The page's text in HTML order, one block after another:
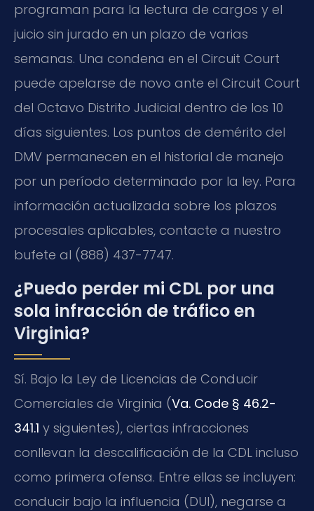
programan para la lectura de cargos y el
juicio sin jurado en un plazo de varias
semanas. Una condena en el Circuit Court
puede apelarse de novo ante el Circuit Court
del Octavo Distrito Judicial dentro de los 10
días siguientes. Los puntos de demérito del
DMV permanecen en el historial de manejo
por un período determinado por la ley. Para
información actualizada sobre los plazos
procesales aplicables, contacte a nuestro
bufete al (888) 437-7747.
¿Puedo perder mi CDL por una
sola infracción de tráfico en
Virginia?
Sí. Bajo la Ley de Licencias de Conducir
Comerciales de Virginia (Va. Code § 46.2-
341.1 y siguientes), ciertas infracciones
conllevan la descalificación de la CDL incluso
como primera ofensa. Entre ellas se incluyen:
conducir bajo la influencia (DUI), negarse a